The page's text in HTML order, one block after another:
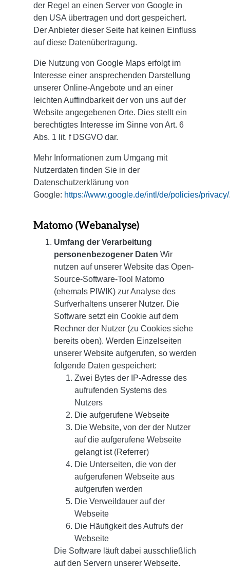
der Regel an einen Server von Google in
den USA übertragen und dort gespeichert.
Der Anbieter dieser Seite hat keinen Einfluss
auf diese Datenübertragung.
Die Nutzung von Google Maps erfolgt im
Interesse einer ansprechenden Darstellung
unserer Online-Angebote und an einer
leichten Auffindbarkeit der von uns auf der
Website angegebenen Orte. Dies stellt ein
berechtigtes Interesse im Sinne von Art. 6
Abs. 1 lit. f DSGVO dar.
Mehr Informationen zum Umgang mit
Nutzerdaten finden Sie in der
Datenschutzerklärung von
Google: https://www.google.de/intl/de/policies/privacy/
Matomo (Webanalyse)
Umfang der Verarbeitung
personenbezogener Daten Wir
nutzen auf unserer Website das Open-
Source-Software-Tool Matomo
(ehemals PIWIK) zur Analyse des
Surfverhaltens unserer Nutzer. Die
Software setzt ein Cookie auf dem
Rechner der Nutzer (zu Cookies siehe
bereits oben). Werden Einzelseiten
unserer Website aufgerufen, so werden
folgende Daten gespeichert:
Zwei Bytes der IP-Adresse des
aufrufenden Systems des
Nutzers
Die aufgerufene Webseite
Die Website, von der der Nutzer
auf die aufgerufene Webseite
gelangt ist (Referrer)
Die Unterseiten, die von der
aufgerufenen Webseite aus
aufgerufen werden
Die Verweildauer auf der
Webseite
Die Häufigkeit des Aufrufs der
Webseite
Die Software läuft dabei ausschließlich
auf den Servern unserer Webseite.